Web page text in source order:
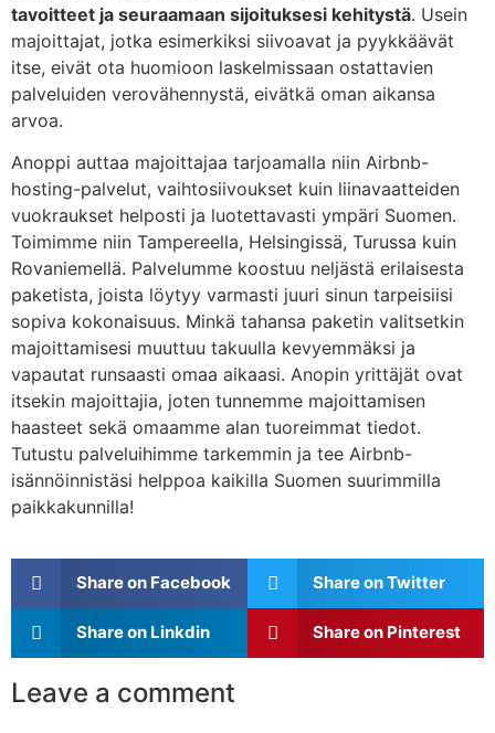
tavoitteet ja seuraamaan sijoituksesi kehitystä. Usein
majoittajat, jotka esimerkiksi siivoavat ja pyykkäävät
itse, eivät ota huomioon laskelmissaan ostattavien
palveluiden verovähennystä, eivätkä oman aikansa
arvoa.
Anoppi auttaa majoittajaa tarjoamalla niin Airbnb-
hosting-palvelut, vaihtosiivoukset kuin liinavaatteiden
vuokraukset helposti ja luotettavasti ympäri Suomen.
Toimimme niin Tampereella, Helsingissä, Turussa kuin
Rovaniemellä. Palvelumme koostuu neljästä erilaisesta
paketista, joista löytyy varmasti juuri sinun tarpeisiisi
sopiva kokonaisuus. Minkä tahansa paketin valitsetkin
majoittamisesi muuttuu takuulla kevyemmäksi ja
vapautat runsaasti omaa aikaasi. Anopin yrittäjät ovat
itsekin majoittajia, joten tunnemme majoittamisen
haasteet sekä omaamme alan tuoreimmat tiedot.
Tutustu palveluihimme tarkemmin ja tee Airbnb-
isännöinnistäsi helppoa kaikilla Suomen suurimmilla
paikkakunnilla!
Share on Facebook Share on Twitter
Share on Linkdin Share on Pinterest
Leave a comment